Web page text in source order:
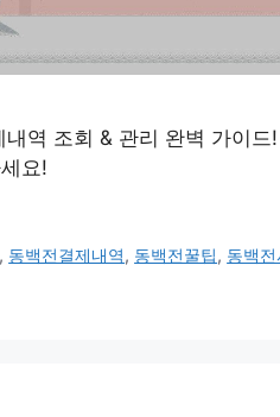
역 조회 & 관리 완벽 가이
요!
, 동백전결제내역, 동백전꿀팁, 동백